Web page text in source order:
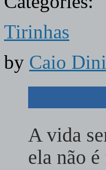
Tirinhas
by Caio
A vida
ela não